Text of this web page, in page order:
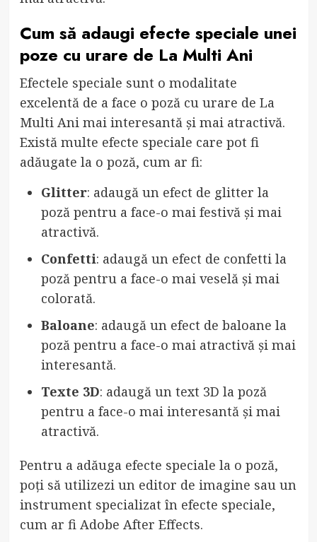
Cum să adaugi efecte speciale unei
poze cu urare de La Multi Ani
Efectele speciale sunt o modalitate
excelentă de a face o poză cu urare de La
Multi Ani mai interesantă și mai atractivă.
Există multe efecte speciale care pot fi
adăugate la o poză, cum ar fi:
Glitter: adaugă un efect de glitter la
poză pentru a face-o mai festivă și mai
atractivă.
Confetti: adaugă un efect de confetti la
poză pentru a face-o mai veselă și mai
colorată.
Baloane: adaugă un efect de baloane la
poză pentru a face-o mai atractivă și mai
interesantă.
Texte 3D: adaugă un text 3D la poză
pentru a face-o mai interesantă și mai
atractivă.
Pentru a adăuga efecte speciale la o poză,
poți să utilizezi un editor de imagine sau un
instrument specializat în efecte speciale,
cum ar fi Adobe After Effects.